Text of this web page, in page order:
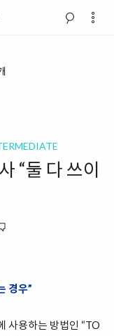
“둘 다 쓰이
경우”
사용하는 방법인 “TO